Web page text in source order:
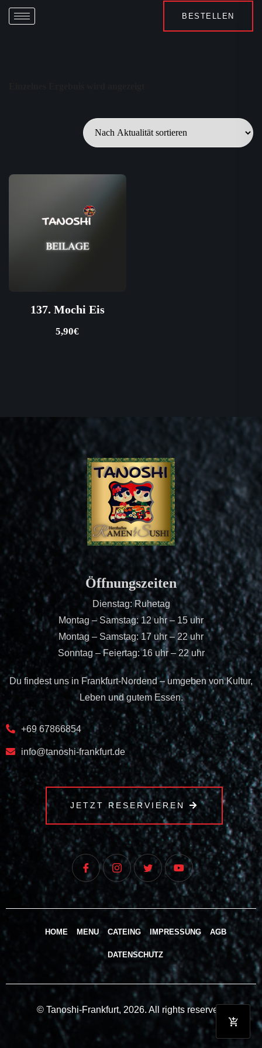
BESTELLEN
137. Mochi Eis
5,90€
Öffnungszeiten
Dienstag: Ruhetag
Montag – Samstag: 12 uhr – 15 uhr
Montag – Samstag: 17 uhr – 22 uhr
Sonntag – Feiertag: 16 uhr – 22 uhr
Du findest uns in Frankfurt-Nordend – umgeben von Kultur,
Leben und gutem Essen.
+69 67866854
info@tanoshi-frankfurt.de
JETZT RESERVIEREN
HOME MENU CATEING IMPRESSUNG AGB
DATENSCHUTZ
© Tanoshi-Frankfurt, 2026. All rights reserved.